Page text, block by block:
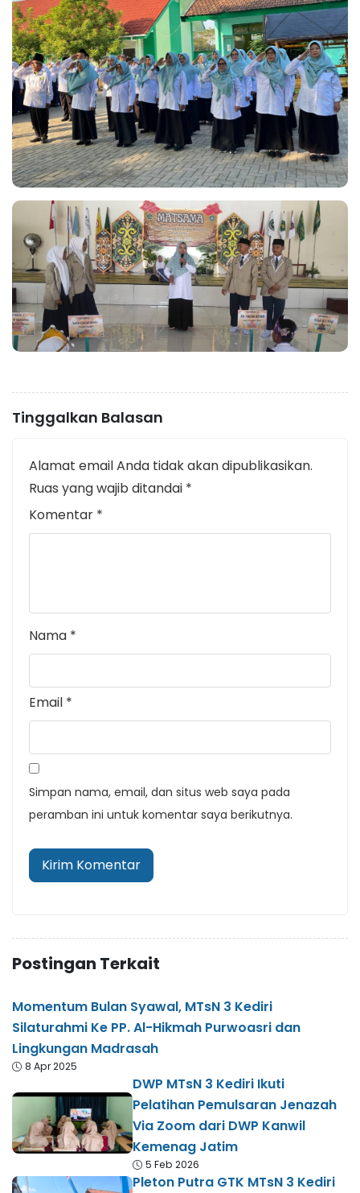
Tinggalkan Balasan
Alamat email Anda tidak akan dipublikasikan.
Ruas yang wajib ditandai *
Komentar *
Nama *
Email *
Simpan nama, email, dan situs web saya pada
peramban ini untuk komentar saya berikutnya.
Postingan Terkait
Momentum Bulan Syawal, MTsN 3 Kediri
Silaturahmi Ke PP. Al-Hikmah Purwoasri dan
Lingkungan Madrasah
8 Apr 2025
DWP MTsN 3 Kediri Ikuti
Pelatihan Pemulsaran Jenazah
Via Zoom dari DWP Kanwil
Kemenag Jatim
5 Feb 2026
Pleton Putra GTK MTsN 3 Kediri